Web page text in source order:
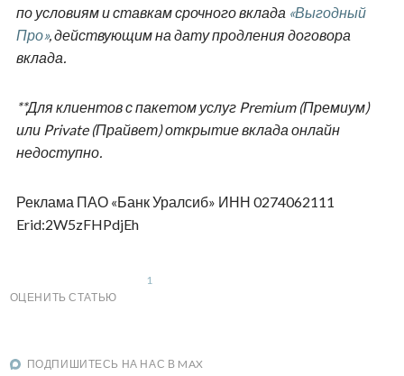
по условиям и ставкам срочного вклада «Выгодный
Про», действующим на дату продления договора
вклада.
**Для клиентов с пакетом услуг Premium (Премиум)
или Private (Прайвет) открытие вклада онлайн
недоступно.
Реклама ПАО «Банк Уралсиб» ИНН 0274062111
Erid:2W5zFHPdjEh
ОЦЕНИТЬ СТАТЬЮ
1
ПОДПИШИТЕСЬ НА НАС В MAX